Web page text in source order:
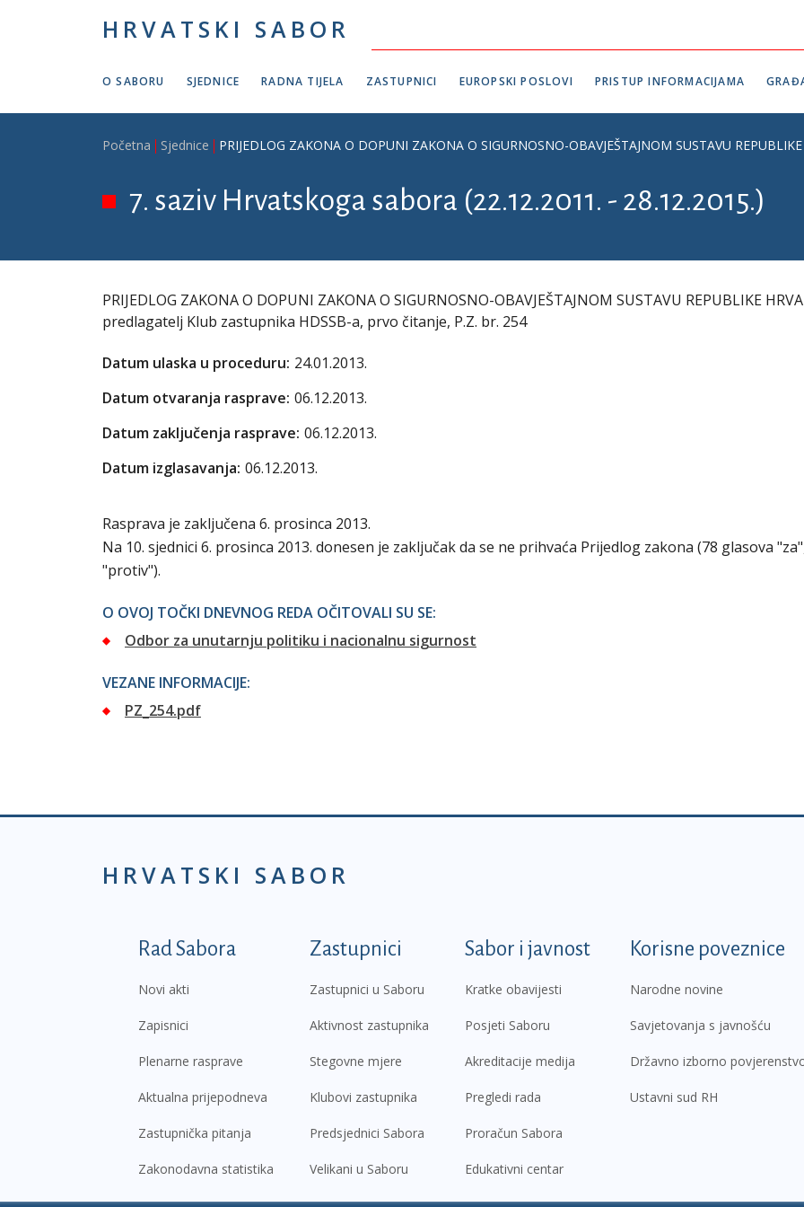
HRVATSKI SABOR
O SABORU SJEDNICE RADNA TIJELA ZASTUPNICI EUROPSKI POSLOVI PRISTUP INFORMACIJAMA
Breadcrumb
Početna Sjednice PRIJEDLOG ZAKONA O DOPUNI ZAKONA O SIGURNOSNO-OBAVJEŠTAJNOM SUSTAVU
7. saziv Hrvatskoga sabora (22.12.2011. - 28.12.2015.)
PRIJEDLOG ZAKONA O DOPUNI ZAKONA O SIGURNOSNO-OBAVJEŠTAJNOM SUSTAVU REPUBLIKE
predlagatelj Klub zastupnika HDSSB-a, prvo čitanje, P.Z. br. 254
Datum ulaska u proceduru: 24.01.2013.
Datum otvaranja rasprave: 06.12.2013.
Datum zaključenja rasprave: 06.12.2013.
Datum izglasavanja: 06.12.2013.
Rasprava je zaključena 6. prosinca 2013.
Na 10. sjednici 6. prosinca 2013. donesen je zaključak da se ne prihvaća Prijedlog zakona (78 glasova
"protiv").
O OVOJ TOČKI DNEVNOG REDA OČITOVALI SU SE:
Odbor za unutarnju politiku i nacionalnu sigurnost
VEZANE INFORMACIJE:
PZ_254.pdf
HRVATSKI SABOR
Podnožje prvi izbornik
Rad Sabora
Novi akti
Zapisnici
Plenarne rasprave
Aktualna prijepodneva
Zastupnička pitanja
Zakonodavna statistika
Zastupnici
Zastupnici u Saboru
Aktivnost zastupnika
Stegovne mjere
Klubovi zastupnika
Predsjednici Sabora
Velikani u Saboru
Sabor i javnost
Kratke obavijesti
Posjeti Saboru
Akreditacije medija
Pregledi rada
Proračun Sabora
Edukativni centar
Korisne poveznice
Narodne novine
Savjetovanja s javnošću
Državno izborno
Ustavni sud RH